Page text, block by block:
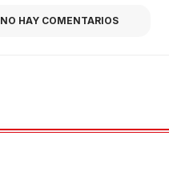
NO HAY COMENTARIOS